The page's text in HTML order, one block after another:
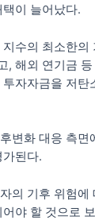
이 늘어났다.
수의 최소한의
, 해외 연기금
자자금을 저탄
변화 대응 측면
된다.
의 기후 위험에
야 할 것으로